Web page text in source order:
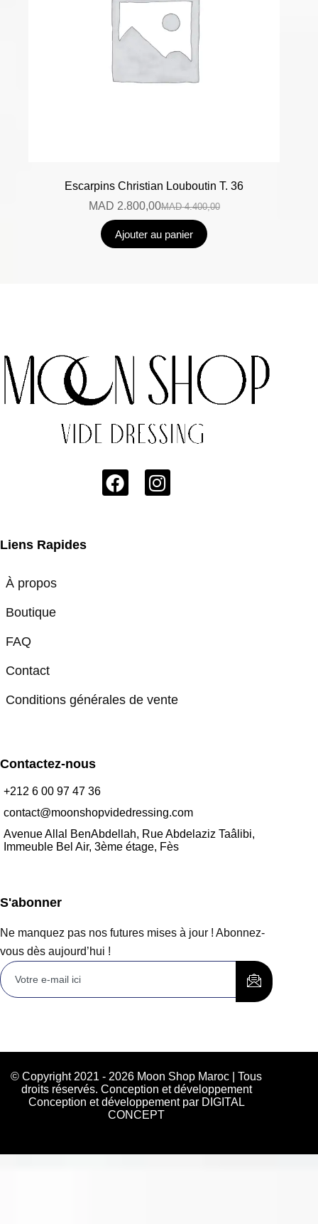
Escarpins Christian Louboutin T. 36
MAD4.400,00
MAD 2.800,00
Ajouter au panier
Liens Rapides
À propos
Boutique
FAQ
Contact
Conditions générales de vente
Contactez-nous
+212 6 00 97 47 36
contact@moonshopvidedressing.com
Avenue Allal BenAbdellah, Rue Abdelaziz Taâlibi,
Immeuble Bel Air, 3ème étage, Fès
S'abonner
Ne manquez pas nos futures mises à jour ! Abonnez-
vous dès aujourd’hui !
© Copyright 2021 - 2026 Moon Shop Maroc | Tous
droits réservés. Conception et développement
Conception et développement par DIGITAL
CONCEPT